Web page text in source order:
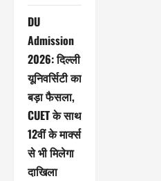
DU
Admission
2026: दिल्ली
यूनिवर्सिटी का
बड़ा फैसला,
CUET के साथ
12वीं के मार्क्स
से भी मिलेगा
दाखिला